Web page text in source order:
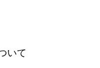
いて